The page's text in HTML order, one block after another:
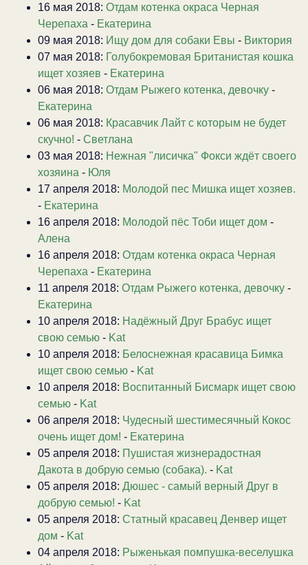
16 мая 2018: Отдам котенка окраса Черная
Черепаха - Екатерина
09 мая 2018: Ищу дом для собаки Евы - Виктория
07 мая 2018: Голубокремовая Британистая кошка
ищет хозяев - Екатерина
06 мая 2018: Отдам Рыжего котенка, девочку -
Екатерина
06 мая 2018: Красавчик Лайт с которым не будет
скучно! - Светлана
03 мая 2018: Нежная "лисичка" Фокси ждёт своего
хозяина - Юля
17 апреля 2018: Молодой пес Мишка ищет хозяев.
- Екатерина
16 апреля 2018: Молодой пёс Тоби ищет дом -
Алена
16 апреля 2018: Отдам котенка окраса Черная
Черепаха - Екатерина
11 апреля 2018: Отдам Рыжего котенка, девочку -
Екатерина
10 апреля 2018: Надёжный Друг Брабус ищет
свою семью - Kat
10 апреля 2018: Белоснежная красавица Бимка
ищет свою семью - Kat
10 апреля 2018: Воспитанный Бисмарк ищет свою
семью - Kat
06 апреля 2018: Чудесный шестимесячный Кокос
очень ищет дом! - Екатерина
05 апреля 2018: Пушистая жизнерадостная
Дакота в добрую семью (собака). - Kat
05 апреля 2018: Дюшес - самый верный Друг в
добрую семью! - Kat
05 апреля 2018: Статный красавец Денвер ищет
дом - Kat
04 апреля 2018: Рыженькая помпушка-веселушка